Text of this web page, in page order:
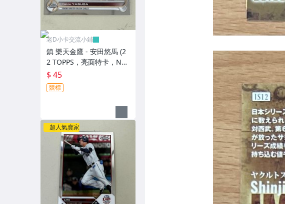
老D小卡交流小鋪
鎮 樂天金鷹 - 安田悠馬 (2
2 TOPPS，亮面特卡，NO.
82) RC新人卡
$ 45
競標
超人氣賣家